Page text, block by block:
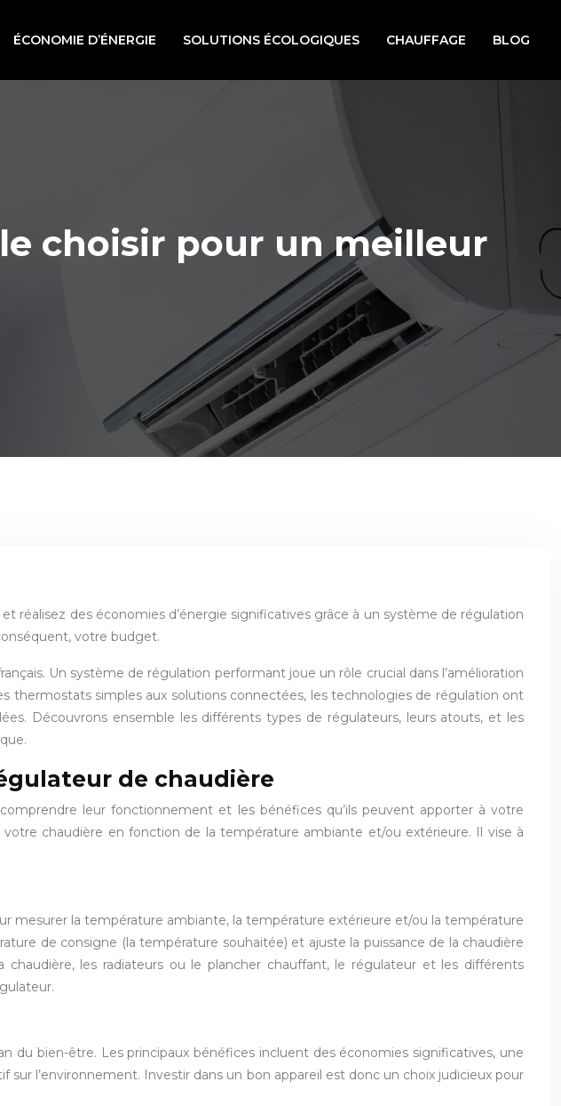
ÉCONOMIE D’ÉNERGIE SOLUTIONS ÉCOLOGIQUES CHAUFFAGE BLOG
choisir pour un meilleur
des économies d’énergie significatives grâce à un système de régulation
votre budget.
Un système de régulation performant joue un rôle crucial dans l’amélioration
thermostats simples aux solutions connectées, les technologies de régulation ont
Découvrons ensemble les différents types de régulateurs, leurs atouts, et les
de chaudière
leur fonctionnement et les bénéfices qu’ils peuvent apporter à votre
chaudière en fonction de la température ambiante et/ou extérieure. Il vise à
mesurer la température ambiante, la température extérieure et/ou la température
de consigne (la température souhaitée) et ajuste la puissance de la chaudière
les radiateurs ou le plancher chauffant, le régulateur et les différents
bien-être. Les principaux bénéfices incluent des économies significatives, une
l’environnement. Investir dans un bon appareil est donc un choix judicieux pour